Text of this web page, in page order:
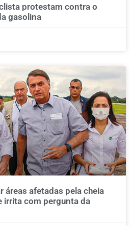
protestam contra o
gasolina
áreas afetadas pela cheia
irrita com pergunta da